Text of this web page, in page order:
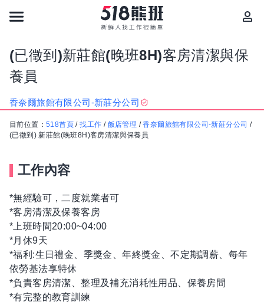
(已徵到)新莊館(晚班8H)客房清潔與保
養員
香奈爾旅館有限公司-新莊分公司
目前位置： 518首頁 /找工作 / 飯店管理 /香奈爾旅館有限公司-新莊分公司 /
(已徵到) 新莊館(晚班8H)客房清潔與保養員
工作內容
*無經驗可，二度就業者可
*客房清潔及保養客房
*上班時間20:00~04:00
*月休9天
*福利:生日禮金、季獎金、年終獎金、不定期調薪、每年
依勞基法享特休
*負責客房清潔、整理及補充消耗性用品、保養房間
*有完整的教育訓練